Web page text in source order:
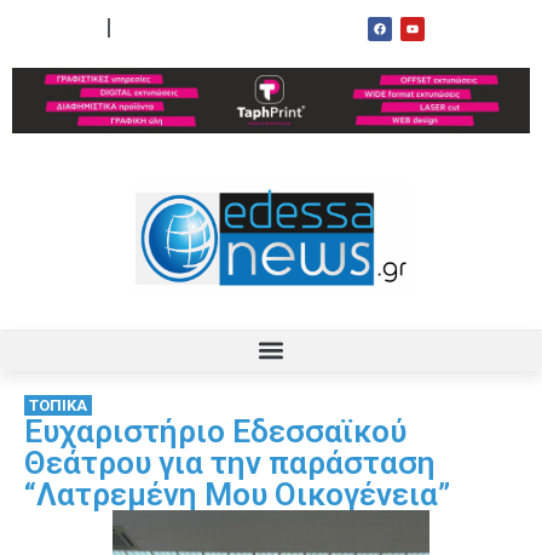
ΤΟΠΙΚΑ
Ευχαριστήριο Εδεσσαϊκού
Θεάτρου για την παράσταση
“Λατρεμένη Μου Οικογένεια”